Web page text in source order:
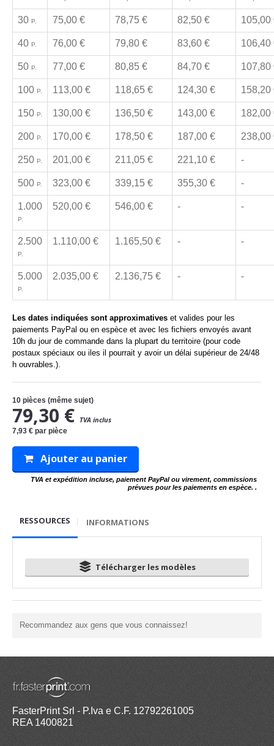
30 P. 75,00 € 78,75 € 82,50 €
40 P. 76,00 € 79,80 € 83,60 €
50 P. 77,00 € 80,85 € 84,70 €
100 P. 113,00 € 118,65 € 124,30 €
150 P. 130,00 € 136,50 € 143,00 €
200 P. 170,00 € 178,50 € 187,00 €
250 P. 201,00 € 211,05 € 221,10 € -
500 P. 323,00 € 339,15 € 355,30 € -
1.000
P.
520,00 € 546,00 € - -
2.500
P.
1.110,00 € 1.165,50 € - -
5.000
P.
2.035,00 € 2.136,75 € - -
Les dates indiquées sont approximatives et valides pour les
paiements PayPal ou en espèce et avec les fichiers envoyés avant
10h du jour de commande dans la plupart du territoire (pour code
postaux spéciaux ou iles il pourrait y avoir un délai supérieur de 24/48
h ouvrables.).
10 pièces (même sujet)
79,30 € TVA inclus
7,93 € par pièce
Ajouter au panier
TVA et expédition incluse, paiement PayPal ou virement, commissions
prévues pour les paiements en espèce. .
RESSOURCES INFORMATIONS
Télécharger les modèles
Recommandez aux gens que vous connaissez!
FasterPrint Srl - P.Iva e C.F. 12792261005
REA 1400821